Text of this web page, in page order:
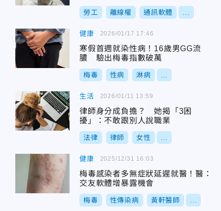
離線權！
勞工 離線權 通訊軟體
健康
寒假首週就染性病！16歲男GG流
膿 驗出梅毒指數破萬
梅毒 性病 淋病
2026/01/17 17:46
生活
律師身分成負擔？ 她揭「3困
擾」：不敢跟別人說職業
法律 律師 女性
2026/01/11 13:59
健康
梅毒感染者多無症狀延遲就醫！醫：
交友軟體增暴露機會
梅毒 性傳染病 黃軒醫師
2025/12/31 16:03